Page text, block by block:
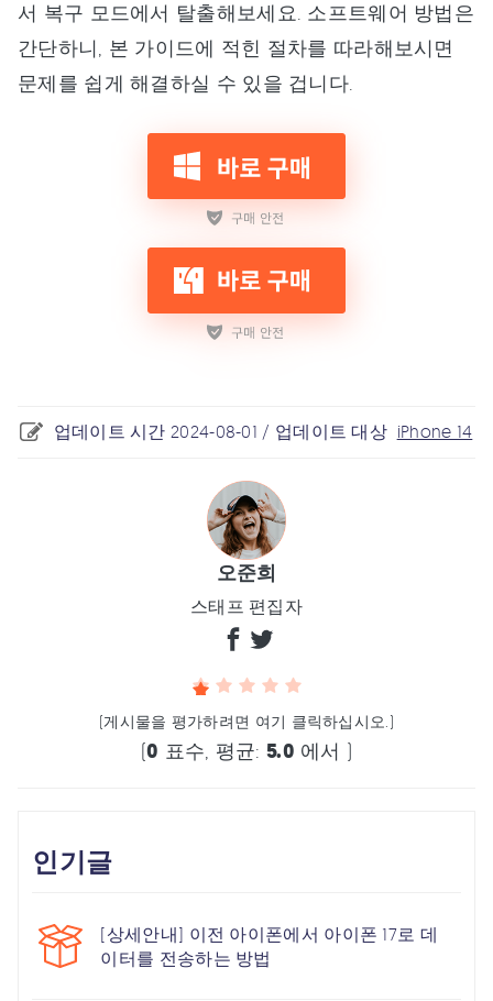
서 복구 모드에서 탈출해보세요. 소프트웨어 방법은
간단하니, 본 가이드에 적힌 절차를 따라해보시면
문제를 쉽게 해결하실 수 있을 겁니다.
업데이트 시간 2024-08-01 / 업데이트 대상 iPhone 14
오준희
스태프 편집자
(게시물을 평가하려면 여기 클릭하십시오.)
(0 표수, 평균: 5.0 에서 )
인기글
[상세안내] 이전 아이폰에서 아이폰 17로 데
이터를 전송하는 방법